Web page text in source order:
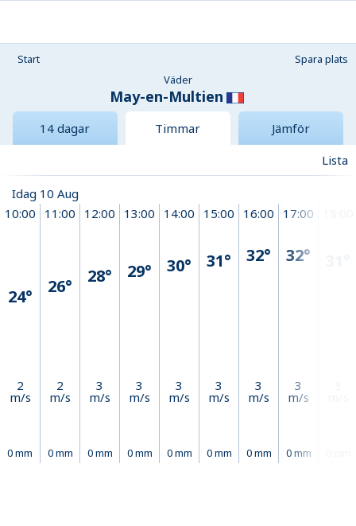
Start
Spara plats
Väder
May-en-Multien
14 dagar Timmar
Jämför
Lista
Idag 10 Aug
10:00
24°
2
m/s
0 mm
11:00
26°
2
m/s
0 mm
12:00
28°
3
m/s
0 mm
13:00
29°
3
m/s
0 mm
14:00
30°
3
m/s
0 mm
15:00
31°
3
m/s
0 mm
16:00
32°
3
m/s
0 mm
17:00
32°
3
m/s
0 mm